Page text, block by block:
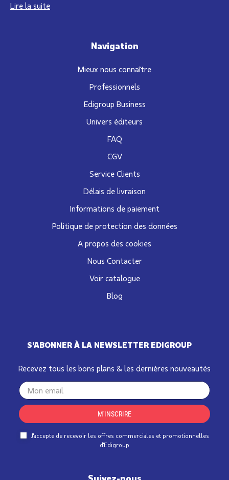
Lire la suite
S'ABONNER À LA NEWSLETTER EDIGROUP
Recevez tous les bons plans & les dernières nouveautés
Your
email
M'INSCRIRE
J'accepte de recevoir les offres commerciales et promotionnelles
d'Edigroup
Navigation
Mieux nous connaître
Professionnels
Edigroup Business
Univers éditeurs
FAQ
CGV
Service Clients
Délais de livraison
Informations de paiement
Politique de protection des données
A propos des cookies
Nous Contacter
Voir catalogue
Blog